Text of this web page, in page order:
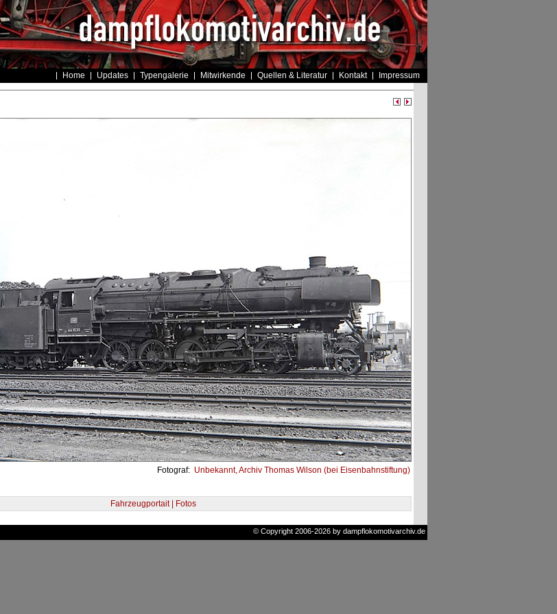
Home Updates Typengalerie Mitwirkende Quellen & Literatur Kontakt Impressum
Fotograf: Unbekannt, Archiv Thomas Wilson (bei Eisenbahnstiftung)
Fahrzeugportait | Fotos
© Copyright 2006-2026 by dampflokomotivarchiv.de